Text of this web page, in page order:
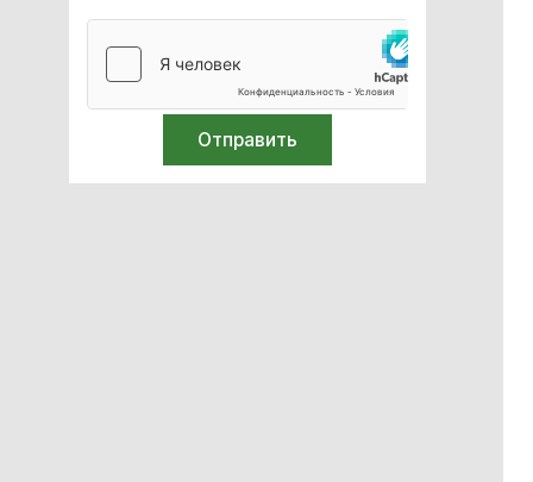
Оборудование для
иммобилизации
Кислородное оборудование
Реабілітація